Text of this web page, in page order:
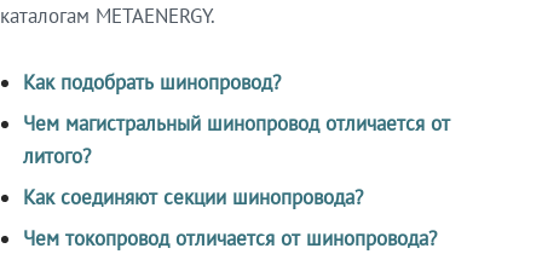
каталогам METAENERGY.
Как подобрать шинопровод?
Чем магистральный шинопровод отличается от
литого?
Как соединяют секции шинопровода?
Чем токопровод отличается от шинопровода?